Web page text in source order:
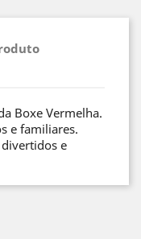
Boxe Vermelha.
e familiares.
e